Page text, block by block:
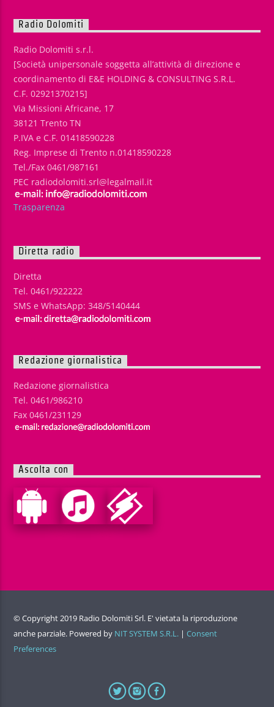
Radio Dolomiti
Radio Dolomiti s.r.l.
[Società unipersonale soggetta all’attività di direzione e
coordinamento di E&E HOLDING & CONSULTING S.R.L.
C.F. 02921370215]
Via Missioni Africane, 17
38121 Trento TN
P.IVA e C.F. 01418590228
Reg. Imprese di Trento n.01418590228
Tel./Fax 0461/987161
PEC radiodolomiti.srl@legalmail.it
Trasparenza
Diretta radio
Diretta
Tel. 0461/922222
SMS e WhatsApp: 348/5140444
Redazione giornalistica
Redazione giornalistica
Tel. 0461/986210
Fax 0461/231129
Ascolta con
© Copyright 2019 Radio Dolomiti Srl. E' vietata la riproduzione
anche parziale. Powered by NIT SYSTEM S.R.L. | Consent
Preferences